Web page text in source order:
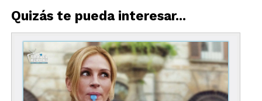
diaria; un país multicultural influenciado en forma
definitiva por su diversidad religiosa: el
hinduismo, el islam, el sikhismo, el jainismo, el
judaísmo, el cristianismo y otras religiones más
nacidas en India. El hinduismo es practicado por
más del 80% de la población y es un culto
Quizás te pueda interesar...